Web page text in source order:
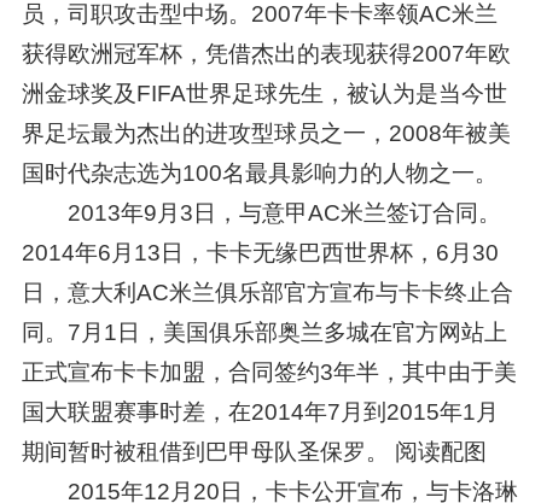
员，司职攻击型中场。2007年卡卡率领AC米兰
获得欧洲冠军杯，凭借杰出的表现获得2007年欧
洲金球奖及FIFA世界足球先生，被认为是当今世
界足坛最为杰出的进攻型球员之一，2008年被美
国时代杂志选为100名最具影响力的人物之一。
2013年9月3日，与意甲AC米兰签订合同。
2014年6月13日，卡卡无缘巴西世界杯，6月30
日，意大利AC米兰俱乐部官方宣布与卡卡终止合
同。7月1日，美国俱乐部奥兰多城在官方网站上
正式宣布卡卡加盟，合同签约3年半，其中由于美
国大联盟赛事时差，在2014年7月到2015年1月
期间暂时被租借到巴甲母队圣保罗。 阅读配图
2015年12月20日，卡卡公开宣布，与卡洛琳